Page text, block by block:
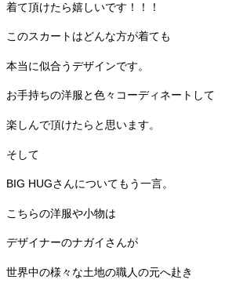
着て頂けたら嬉しいです！！！
このスカートはどんな方が着ても
本当に似合うデザインです。
お手持ちの洋服と色々コーディネートして
楽しんで頂けたらと思います。
そして
BIG HUGさんについてもう一言。
こちらの洋服や小物は
デザイナーのナガイさんが
世界中の様々な土地の職人の元へ赴き